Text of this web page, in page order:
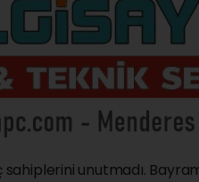
unutmadı.